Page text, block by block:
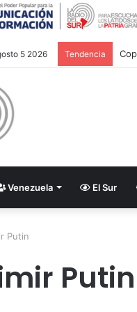
5 2026 Tendencia
Venezuela El Sur
Putin
Putin